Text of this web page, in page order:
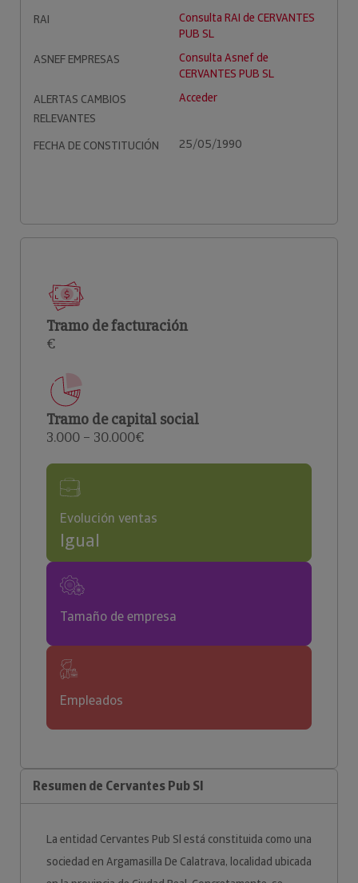
RAI
Consulta RAI de CERVANTES
PUB SL
ASNEF EMPRESAS
Consulta Asnef de
CERVANTES PUB SL
ALERTAS CAMBIOS
RELEVANTES
Acceder
FECHA DE CONSTITUCIÓN 25/05/1990
Tramo de facturación
€
Tramo de capital social
3.000 – 30.000€
Evolución ventas
Igual
Tamaño de empresa
Empleados
Resumen de Cervantes Pub Sl
La entidad Cervantes Pub Sl está constituida como una
sociedad en Argamasilla De Calatrava, localidad ubicada